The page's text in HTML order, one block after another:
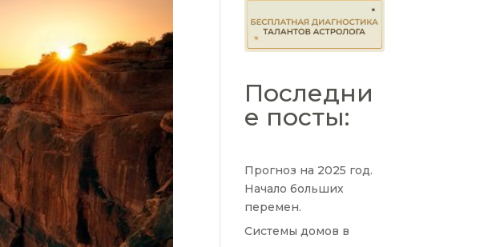
Последни
е посты:
Прогноз на 2025 год.
Начало больших
перемен.
Системы домов в